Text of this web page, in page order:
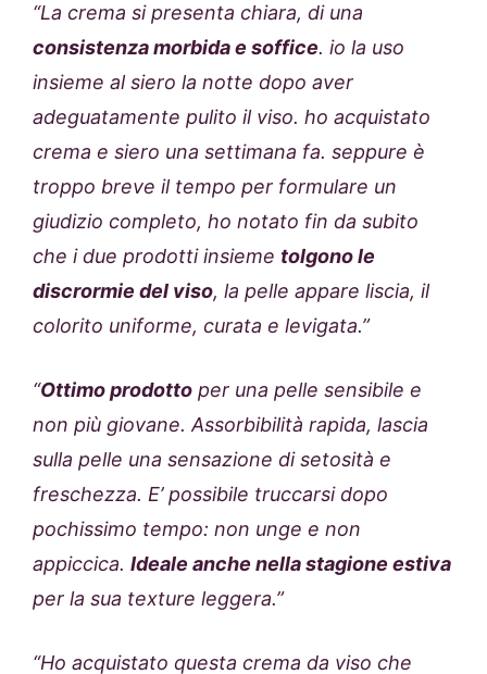
“La crema si presenta chiara, di una
consistenza morbida e soffice. io la uso
insieme al siero la notte dopo aver
adeguatamente pulito il viso. ho acquistato
crema e siero una settimana fa. seppure è
troppo breve il tempo per formulare un
giudizio completo, ho notato fin da subito
che i due prodotti insieme tolgono le
discrormie del viso, la pelle appare liscia, il
colorito uniforme, curata e levigata.”
“Ottimo prodotto per una pelle sensibile e
non più giovane. Assorbibilità rapida, lascia
sulla pelle una sensazione di setosità e
freschezza. E’ possibile truccarsi dopo
pochissimo tempo: non unge e non
appiccica. Ideale anche nella stagione estiva
per la sua texture leggera.”
“Ho acquistato questa crema da viso che